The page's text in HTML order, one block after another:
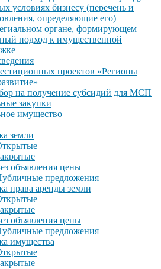
условиях бизнесу (перечень и
определяющие его)
органе, формирующем
подход к имущественной
проектов «Регионы
на получение субсидий для МСП
закупки
имущество
земли
объявления цены
предложения
права аренды земли
объявления цены
предложения
имущества